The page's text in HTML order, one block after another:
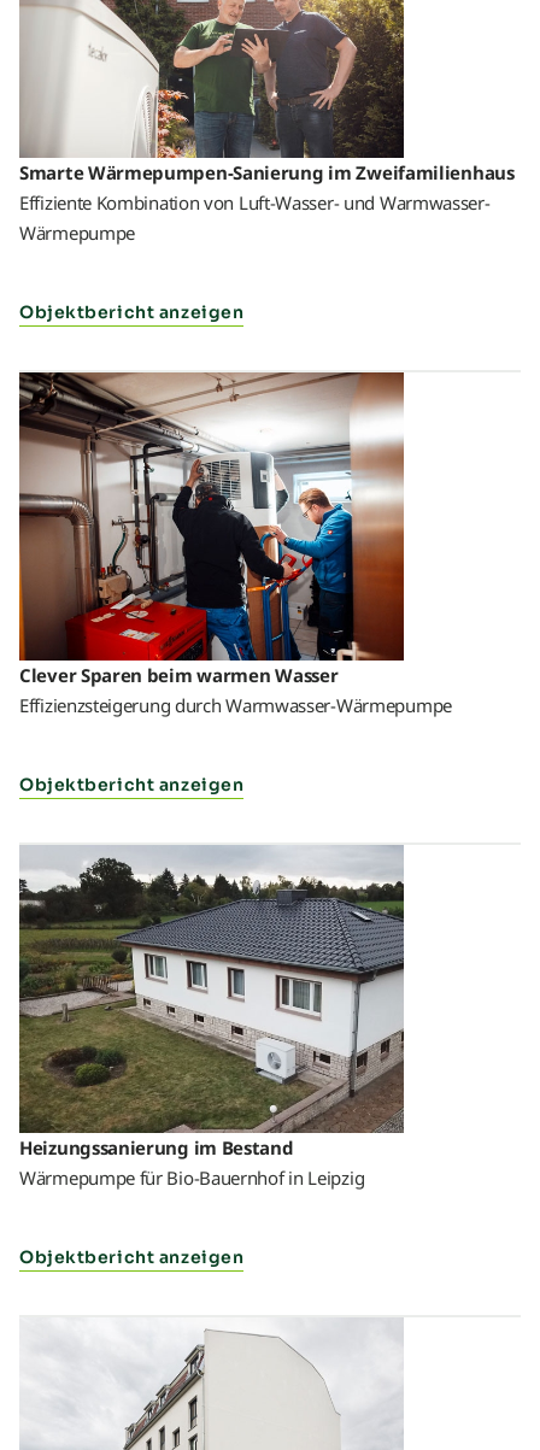
Smarte Wärmepumpen-Sanierung im Zweifamilienhaus
Effiziente Kombination von Luft-Wasser- und Warmwasser-
Wärmepumpe
Objektbericht anzeigen
Clever Sparen beim warmen Wasser
Effizienzsteigerung durch Warmwasser-Wärmepumpe
Objektbericht anzeigen
Heizungssanierung im Bestand
Wärmepumpe für Bio-Bauernhof in Leipzig
Objektbericht anzeigen